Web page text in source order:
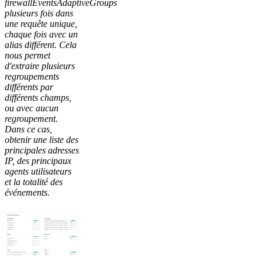
firewallEventsAdaptiveGroups
plusieurs fois dans
une requête unique,
chaque fois avec un
alias différent. Cela
nous permet
d'extraire plusieurs
regroupements
différents par
différents champs,
ou avec aucun
regroupement.
Dans ce cas,
obtenir une liste des
principales adresses
IP, des principaux
agents utilisateurs
et la totalité des
événements.